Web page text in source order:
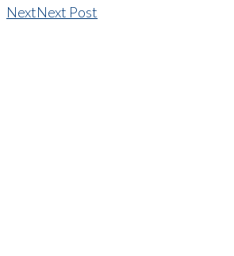
NextNext Post